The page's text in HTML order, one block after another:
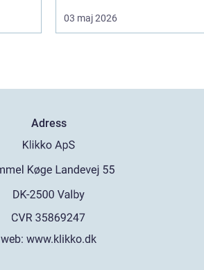
03 maj 2026
Adress
web: www.klikko.dk